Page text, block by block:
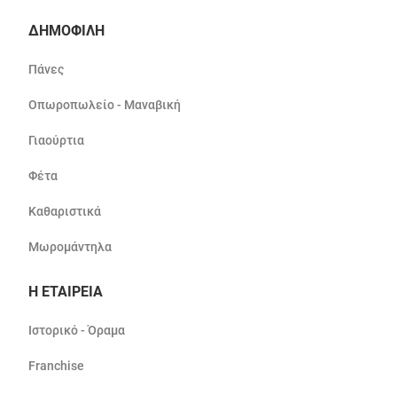
ΔΗΜΟΦΙΛΗ
Πάνες
Οπωροπωλείο - Μαναβική
Γιαούρτια
Φέτα
Καθαριστικά
Μωρομάντηλα
Η ΕΤΑΙΡΕΙΑ
Ιστορικό - Όραμα
Franchise